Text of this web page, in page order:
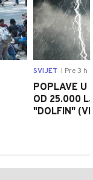
SVIJET Pre 3 h
POPLAVE U
OD 25.000
"DOLFIN"